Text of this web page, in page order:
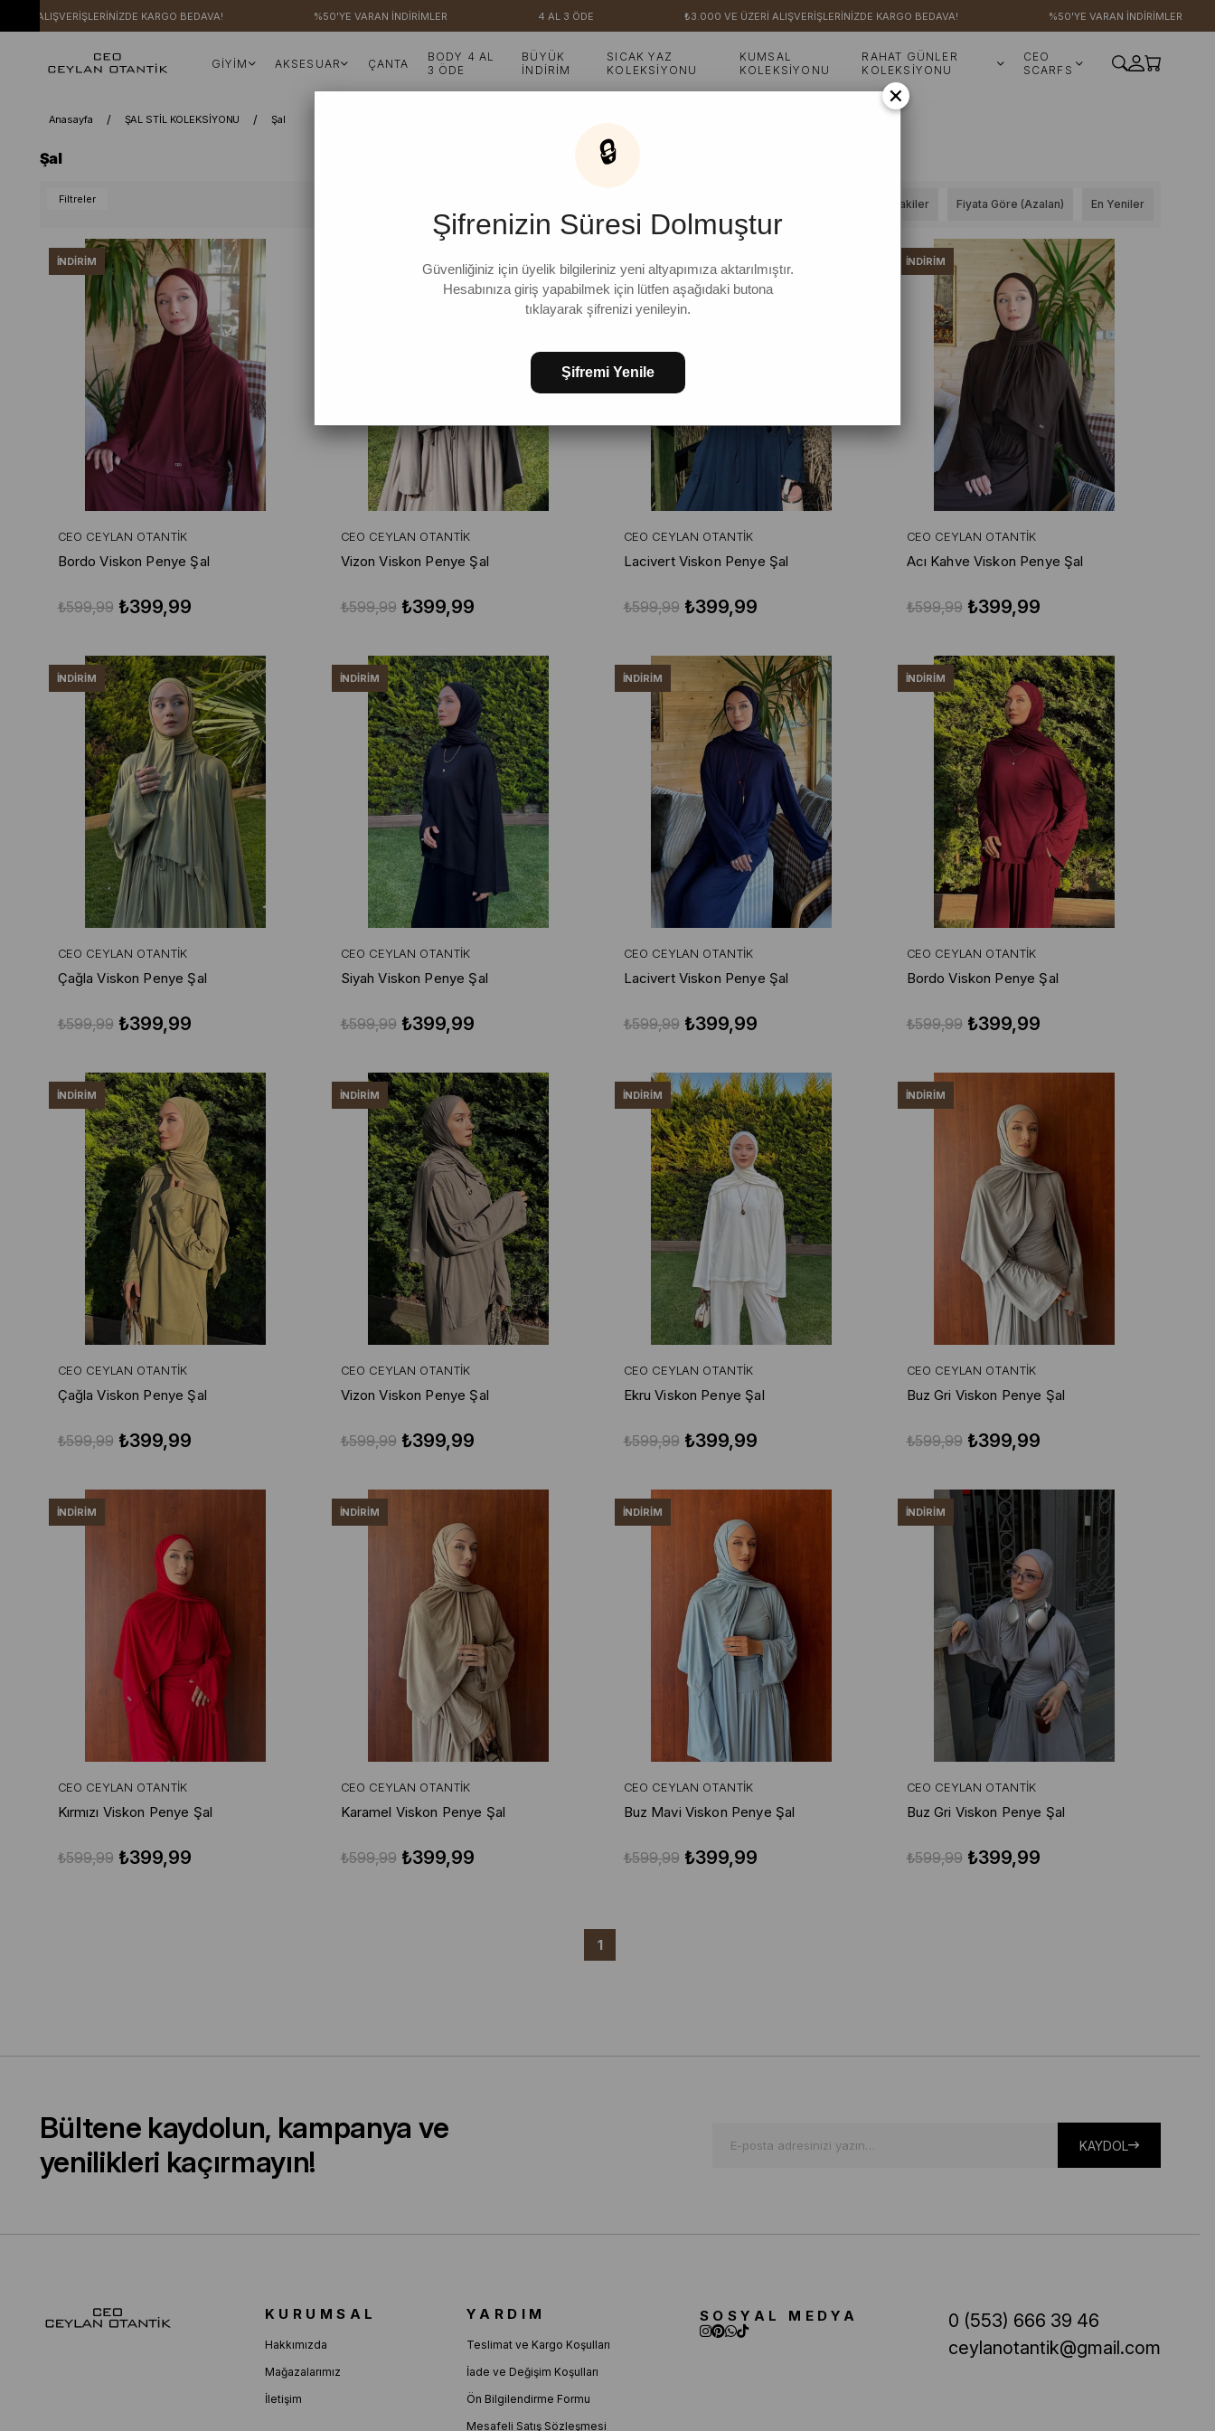
KARGO BEDAVA! %50'YE VARAN İNDİRİMLER 4 AL 3 ÖDE ₺3.000 VE ÜZERİ ALIŞVERİŞLERİNİZDE KARGO BEDAVA! %50'YE VARAN İNDİRİMLER
GİYİM AKSESUAR ÇANTA
BODY 4 AL
3 ÖDE
BÜYÜK
İNDİRİM
SICAK YAZ
KOLEKSİYONU
KUMSAL
KOLEKSİYONU
RAHAT GÜNLER
KOLEKSİYONU
CEO
SCARFS
Anasayfa ŞAL STİL KOLEKSİYONU Şal
Şal
En Yeniler
Fiyata Göre (Azalan)
Stoktakiler
Filtreler
CEO CEYLAN OTANTIK
Bordo Viskon Penye Şal
₺399,99
₺599,99
İNDIRIM
CEO CEYLAN OTANTIK
Vizon Viskon Penye Şal
₺399,99
₺599,99
CEO CEYLAN OTANTIK
Lacivert Viskon Penye Şal
₺399,99
₺599,99
İNDIRIM
CEO CEYLAN OTANTIK
Acı Kahve Viskon Penye Şal
₺399,99
₺599,99
İNDIRIM
CEO CEYLAN OTANTIK
Çağla Viskon Penye Şal
₺399,99
₺599,99
İNDIRIM
CEO CEYLAN OTANTIK
Siyah Viskon Penye Şal
₺399,99
₺599,99
İNDIRIM
CEO CEYLAN OTANTIK
Lacivert Viskon Penye Şal
₺399,99
₺599,99
İNDIRIM
CEO CEYLAN OTANTIK
Bordo Viskon Penye Şal
₺399,99
₺599,99
İNDIRIM
CEO CEYLAN OTANTIK
Çağla Viskon Penye Şal
₺399,99
₺599,99
İNDIRIM
CEO CEYLAN OTANTIK
Vizon Viskon Penye Şal
₺399,99
₺599,99
İNDIRIM
CEO CEYLAN OTANTIK
Ekru Viskon Penye Şal
₺399,99
₺599,99
İNDIRIM
CEO CEYLAN OTANTIK
Buz Gri Viskon Penye Şal
₺399,99
₺599,99
İNDIRIM
CEO CEYLAN OTANTIK
Kırmızı Viskon Penye Şal
₺399,99
₺599,99
İNDIRIM
CEO CEYLAN OTANTIK
Karamel Viskon Penye Şal
₺399,99
₺599,99
İNDIRIM
CEO CEYLAN OTANTIK
Buz Mavi Viskon Penye Şal
₺399,99
₺599,99
İNDIRIM
CEO CEYLAN OTANTIK
Buz Gri Viskon Penye Şal
₺399,99
₺599,99
İNDIRIM
1
Bültene kaydolun, kampanya ve
yenilikleri kaçırmayın!
KAYDOL
KURUMSAL
Hakkımızda
Mağazalarımız
İletişim
YARDIM
Teslimat ve Kargo Koşulları
İade ve Değişim Koşulları
Ön Bilgilendirme Formu
Mesafeli Satış Sözleşmesi
SOSYAL MEDYA
0 (553) 666 39 46
ceylanotantik@gmail.com
×
🔒
Şifrenizin Süresi Dolmuştur
Güvenliğiniz için üyelik bilgileriniz yeni altyapımıza aktarılmıştır.
Hesabınıza giriş yapabilmek için lütfen aşağıdaki butona
tıklayarak şifrenizi yenileyin.
Şifremi Yenile